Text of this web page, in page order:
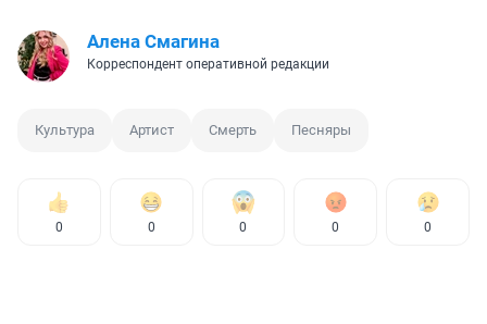
Алена Смагина
Корреспондент оперативной редакции
Культура Артист Смерть Песняры
0 0 0 0 0